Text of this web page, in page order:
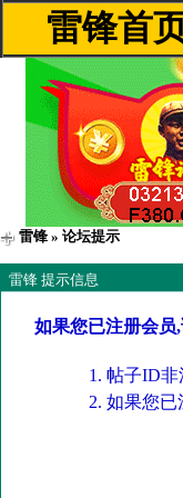
雷锋首
雷锋 » 论坛提示
雷锋 提示信息
如果您已注册会员
帖子ID非
如果您已